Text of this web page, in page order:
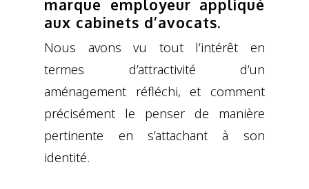
marque employeur appliqué
aux cabinets d’avocats.
Nous avons vu tout l’intérêt en
termes d’attractivité d’un
aménagement réfléchi, et comment
précisément le penser de manière
pertinente en s’attachant à son
identité.